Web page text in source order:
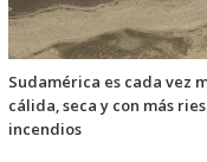
Sudamérica es cada vez
cálida, seca y con más
incendios